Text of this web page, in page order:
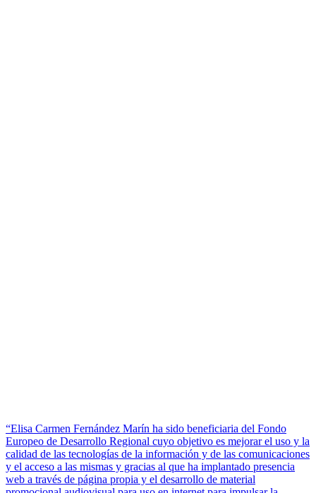
“Elisa Carmen Fernández Marín ha sido beneficiaria del Fondo
Europeo de Desarrollo Regional cuyo objetivo es mejorar el uso y la
calidad de las tecnologías de la información y de las comunicaciones
y el acceso a las mismas y gracias al que ha implantado presencia
web a través de página propia y el desarrollo de material